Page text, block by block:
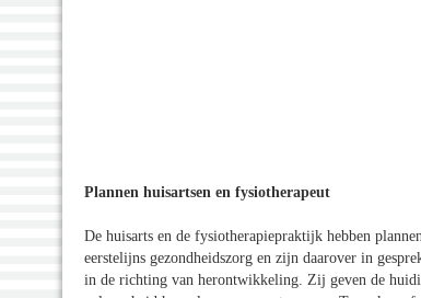
Plannen huisartsen en fysiotherapeut
De huisarts en de fysiotherapiepraktijk hebben
eerstelijns gezondheidszorg en zijn daarover in
in de richting van herontwikkeling. Zij geven de